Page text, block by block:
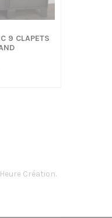
9 CLAPETS
Création.